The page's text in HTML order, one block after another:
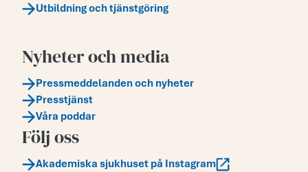
Utbildning och tjänstgöring
Nyheter och media
Pressmeddelanden och nyheter
Presstjänst
Våra poddar
Följ oss
Akademiska sjukhuset på Instagram